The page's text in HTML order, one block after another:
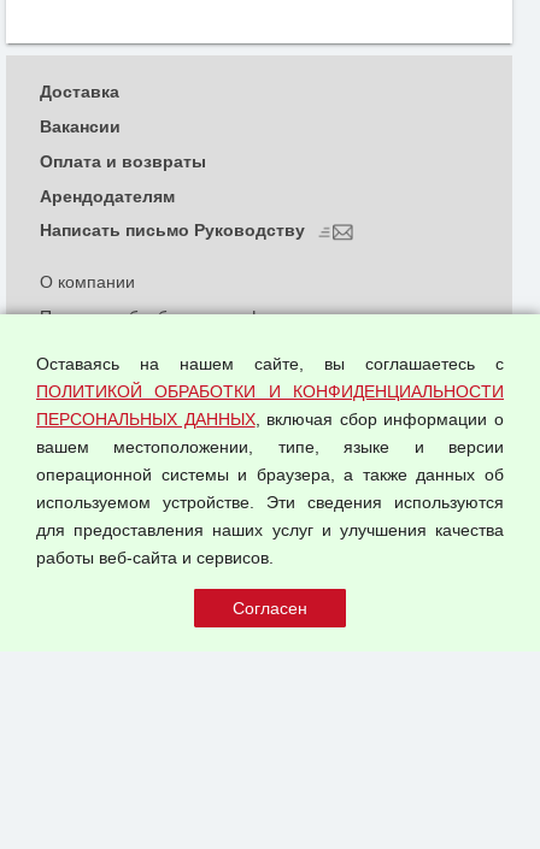
© 2026 ООО "Феникс"
О компании
Политика обработки и конфиденциальности
Согласием на обработку персональных данных
Оферта оптовой купли-продажи
Публичная оферта
Доставка
Вакансии
Оплата и возвраты
Арендодателям
Написать письмо Руководству
Оставаясь на нашем сайте, вы соглашаетесь с
ПОЛИТИКОЙ ОБРАБОТКИ И КОНФИДЕНЦИАЛЬНОСТИ
ПЕРСОНАЛЬНЫХ ДАННЫХ, включая сбор информации о
вашем местоположении, типе, языке и версии
операционной системы и браузера, а также данных об
используемом устройстве. Эти сведения используются
для предоставления наших услуг и улучшения качества
работы веб-сайта и сервисов.